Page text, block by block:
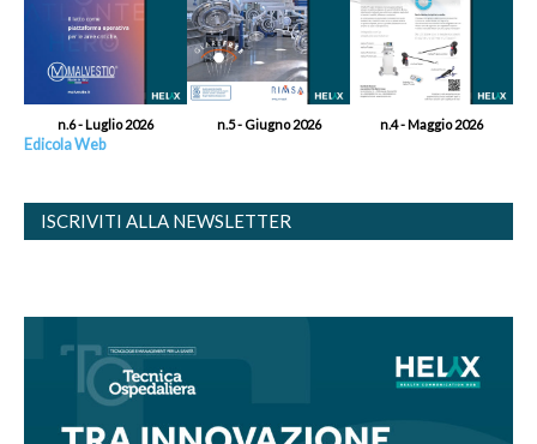
n.6 - Luglio 2026 n.5 - Giugno 2026 n.4 - Maggio 2026
Edicola Web
ISCRIVITI ALLA NEWSLETTER